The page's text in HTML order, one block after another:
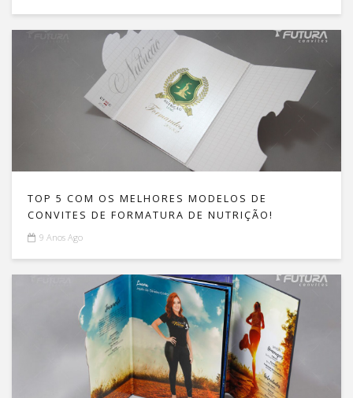
TOP 5 COM OS MELHORES MODELOS DE
CONVITES DE FORMATURA DE NUTRIÇÃO!
9 Anos Ago